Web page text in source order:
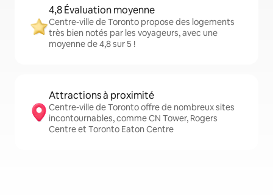
4,8 Évaluation moyenne
Centre-ville de Toronto propose des logements
très bien notés par les voyageurs, avec une
moyenne de 4,8 sur 5 !
Attractions à proximité
Centre-ville de Toronto offre de nombreux sites
incontournables, comme CN Tower, Rogers
Centre et Toronto Eaton Centre